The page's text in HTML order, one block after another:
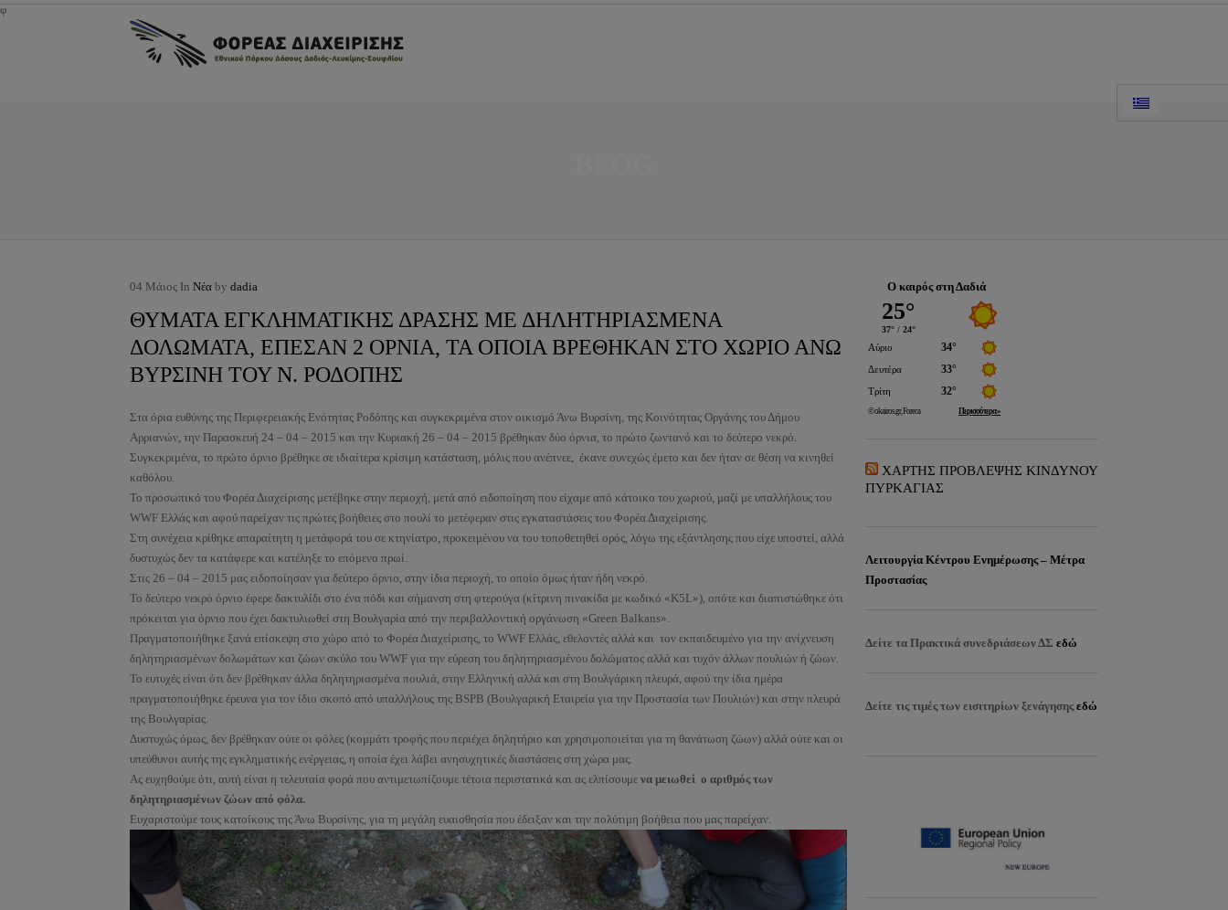
φ
04 Μάιος In Νέα by dadia
ΘΥΜΑΤΑ ΕΓΚΛΗΜΑΤΙΚΗΣ ΔΡΑΣΗΣ ΜΕ ΔΗΛΗΤΗΡΙΑΣΜΕΝΑ
ΔΟΛΩΜΑΤΑ, ΕΠΕΣΑΝ 2 ΟΡΝΙΑ, ΤΑ ΟΠΟΙΑ ΒΡΕΘΗΚΑΝ ΣΤΟ ΧΩΡΙΟ ΑΝΩ
ΒΥΡΣΙΝΗ ΤΟΥ Ν. ΡΟΔΟΠΗΣ
Στα όρια ευθύνης της Περιφερειακής Ενότητας Ροδόπης και συγκεκριμένα στον οικισμό Άνω Βυρσίνη, της Κοινότητας Οργάνης του Δήμου
Αρριανών, την Παρασκευή 24 – 04 – 2015 και την Κυριακή 26 – 04 – 2015 βρέθηκαν δύο όρνια, το πρώτο ζωντανό και το δεύτερο νεκρό.
Συγκεκριμένα, το πρώτο όρνιο βρέθηκε σε ιδιαίτερα κρίσιμη κατάσταση, μόλις που ανέπνεε, έκανε συνεχώς έμετο και δεν ήταν σε θέση να κινηθεί
καθόλου.
Το προσωπικό του Φορέα Διαχείρισης μετέβηκε στην περιοχή, μετά από ειδοποίηση που είχαμε από κάτοικο του χωριού, μαζί με υπαλλήλους του
WWF Ελλάς και αφού παρείχαν τις πρώτες βοήθειες στο πουλί το μετέφεραν στις εγκαταστάσεις του Φορέα Διαχείρισης.
Στη συνέχεια κρίθηκε απαραίτητη η μετάφορά του σε κτηνίατρο, προκειμένου να του τοποθετηθεί ορός, λόγω της εξάντλησης που είχε υποστεί, αλλά
δυστυχώς δεν τα κατάφερε και κατέληξε το επόμενο πρωί.
Στις 26 – 04 – 2015 μας ειδοποίησαν για δεύτερο όρνιο, στην ίδια περιοχή, το οποίο όμως ήταν ήδη νεκρό.
Το δεύτερο νεκρό όρνιο έφερε δακτυλίδι στο ένα πόδι και σήμανση στη φτερούγα (κίτρινη πινακίδα με κωδικό «Κ5L»), οπότε και διαπιστώθηκε ότι
πρόκειται για όρνιο που έχει δακτυλιωθεί στη Βουλγαρία από την περιβαλλοντική οργάνωση «Green Balkans».
Πραγματοποιήθηκε ξανά επίσκεψη στο χώρο από το Φορέα Διαχείρισης, το WWF Ελλάς, εθελοντές αλλά και τον εκπαιδευμένο για την ανίχνευση
δηλητηριασμένων δολωμάτων και ζώων σκύλο του WWF για την εύρεση του δηλητηριασμένου δολώματος αλλά και τυχόν άλλων πουλιών ή ζώων.
Το ευτυχές είναι ότι δεν βρέθηκαν άλλα δηλητηριασμένα πουλιά, στην Ελληνική αλλά και στη Βουλγάρικη πλευρά, αφού την ίδια ημέρα
πραγματοποιήθηκε έρευνα για τον ίδιο σκοπό από υπαλλήλους της BSPB (Βουλγαρική Εταιρεία για την Προστασία των Πουλιών) και στην πλευρά
της Βουλγαρίας.
Δυστυχώς όμως, δεν βρέθηκαν ούτε οι φόλες (κομμάτι τροφής που περιέχει δηλητήριο και χρησιμοποιείται για τη θανάτωση ζώων) αλλά ούτε και οι
υπεύθυνοι αυτής της εγκληματικής ενέργειας, η οποία έχει λάβει ανησυχητικές διαστάσεις στη χώρα μας.
Ας ευχηθούμε ότι, αυτή είναι η τελευταία φορά που αντιμετωπίζουμε τέτοια περιστατικά και ας ελπίσουμε να μειωθεί ο αριθμός των
δηλητηριασμένων ζώων από φόλα.
Ευχαριστούμε τους κατοίκους της Άνω Βυρσίνης, για τη μεγάλη ευαισθησία που έδειξαν και την πολύτιμη βοήθεια που μας παρείχαν.
Ο καιρός στη Δαδιά
ΧΑΡΤΗΣ ΠΡΟΒΛΕΨΗΣ ΚΙΝΔΥΝΟΥ
ΠΥΡΚΑΓΙΑΣ
Λειτουργία Κέντρου Ενημέρωσης – Μέτρα
Προστασίας
Δείτε τα Πρακτικά συνεδριάσεων ΔΣ εδώ
Δείτε τις τιμές των εισιτηρίων ξενάγησηςεδώ